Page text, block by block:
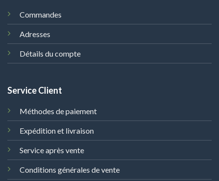
Commandes
Adresses
Détails du compte
Service Client
Méthodes de paiement
Expédition et livraison
Service après vente
Conditions générales de vente